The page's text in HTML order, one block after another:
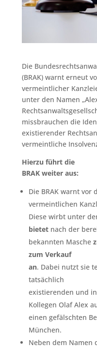
Die
(BRAK) warnt erneut
vermeintlicher
unter den Namen
missbrauchen die
existierender
vermeintliche
Hierzu führt die
BRAK weiter aus:
Die BRAK warnt vor
vermeintlichen
Diese wirbt unter
bietetnach der
bekannten Masche
zum Verkauf
an. Dabei nutzt sie
tatsächlich
existierenden und
Kollegen Olaf Alex
einen gefälschten
München.
Neben dem Namen